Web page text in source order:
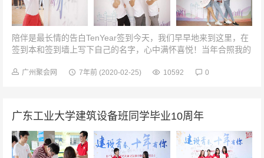
陪伴是最长情的告白TenYear签到今天，我们早早地来到这里，在
签到本和签到墙上写下自己的名字，心中满怀喜悦！当年合照我的
长情的告白Ten...
广州聚会网 7年前 (2020-02-25) 10592 0
广东工业大学建筑设备班同学毕业10周年